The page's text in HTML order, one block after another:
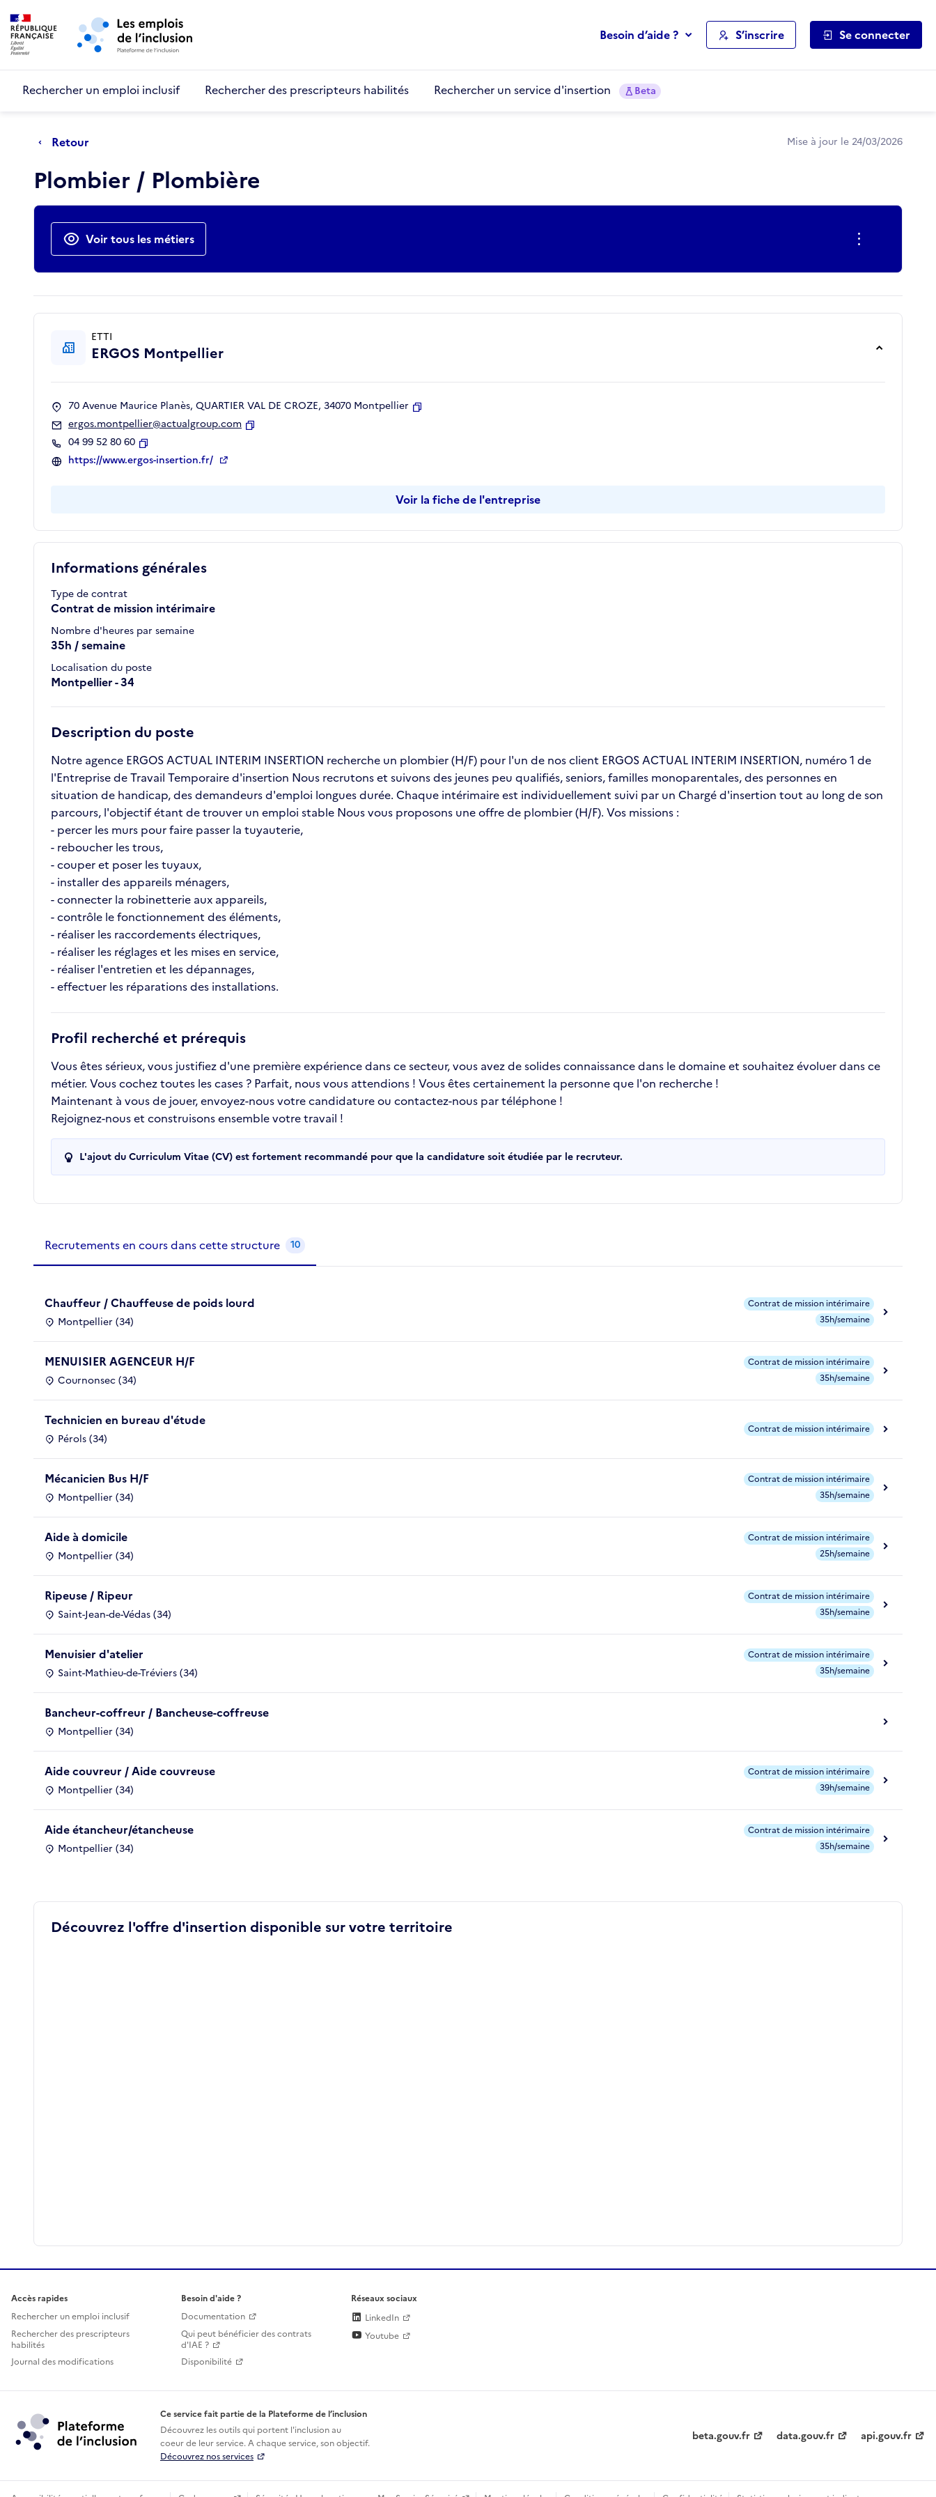
Aller au menu principal
Besoin d’aide ? S’inscrire Se connecter
Rechercher un emploi inclusif Rechercher des prescripteurs habilités Rechercher un service d'insertion Beta
Retour Mise à jour le 24/03/2026
Plombier / Plombière
Actions rapides
Voir tous les métiers
Informations générales
Type de contrat
Contrat de mission intérimaire
Nombre d'heures par semaine
35h / semaine
Localisation du poste
Montpellier - 34
Description du poste
Notre agence ERGOS ACTUAL INTERIM INSERTION recherche un plombier (H/F) pour l'un de nos client ERGOS ACTUAL INTERIM INSERTION, numéro 1 de
l'Entreprise de Travail Temporaire d'insertion Nous recrutons et suivons des jeunes peu qualifiés, seniors, familles monoparentales, des personnes en
situation de handicap, des demandeurs d'emploi longues durée. Chaque intérimaire est individuellement suivi par un Chargé d'insertion tout au long de son
parcours, l'objectif étant de trouver un emploi stable Nous vous proposons une offre de plombier (H/F). Vos missions :
- percer les murs pour faire passer la tuyauterie,
- reboucher les trous,
- couper et poser les tuyaux,
- installer des appareils ménagers,
- connecter la robinetterie aux appareils,
- contrôle le fonctionnement des éléments,
- réaliser les raccordements électriques,
- réaliser les réglages et les mises en service,
- réaliser l'entretien et les dépannages,
- effectuer les réparations des installations.
Profil recherché et prérequis
Vous êtes sérieux, vous justifiez d'une première expérience dans ce secteur, vous avez de solides connaissance dans le domaine et souhaitez évoluer dans ce
métier. Vous cochez toutes les cases ? Parfait, nous vous attendions ! Vous êtes certainement la personne que l'on recherche !
Maintenant à vous de jouer, envoyez-nous votre candidature ou contactez-nous par téléphone !
Rejoignez-nous et construisons ensemble votre travail !
L'ajout du Curriculum Vitae (CV) est fortement recommandé pour que la candidature soit étudiée par le recruteur.
ETTI
ERGOS Montpellier
70 Avenue Maurice Planès, QUARTIER VAL DE CROZE, 34070 Montpellier
ergos.montpellier@actualgroup.com
04 99 52 80 60
Copier
https://www.ergos-insertion.fr/
Voir la fiche de l'entreprise
Recrutements de la structure
Recrutements en cours dans cette structure 10
Chauffeur / Chauffeuse de poids lourd
Montpellier (34)
Contrat de mission intérimaire
35h/semaine
MENUISIER AGENCEUR H/F
Cournonsec (34)
Contrat de mission intérimaire
35h/semaine
Technicien en bureau d'étude
Pérols (34)
Contrat de mission intérimaire
Mécanicien Bus H/F
Montpellier (34)
Contrat de mission intérimaire
35h/semaine
Aide à domicile
Montpellier (34)
Contrat de mission intérimaire
25h/semaine
Ripeuse / Ripeur
Saint-Jean-de-Védas (34)
Contrat de mission intérimaire
35h/semaine
Menuisier d'atelier
Saint-Mathieu-de-Tréviers (34)
Contrat de mission intérimaire
35h/semaine
Bancheur-coffreur / Bancheuse-coffreuse
Montpellier (34)
Aide couvreur / Aide couvreuse
Montpellier (34)
Contrat de mission intérimaire
39h/semaine
Aide étancheur/étancheuse
Montpellier (34)
Contrat de mission intérimaire
35h/semaine
Découvrez l'offre d'insertion disponible sur votre territoire
Accès rapides
Rechercher un emploi inclusif
Rechercher des prescripteurs
habilités
Journal des modifications
Besoin d'aide ?
Documentation
Qui peut bénéficier des contrats
d'IAE ?
Disponibilité
Réseaux sociaux
LinkedIn
Youtube
Ce service fait partie de la Plateforme de l’inclusion
Découvrez les outils qui portent l'inclusion au
coeur de leur service. A chaque service, son objectif.
Découvrez nos services
beta.gouv.fr data.gouv.fr api.gouv.fr